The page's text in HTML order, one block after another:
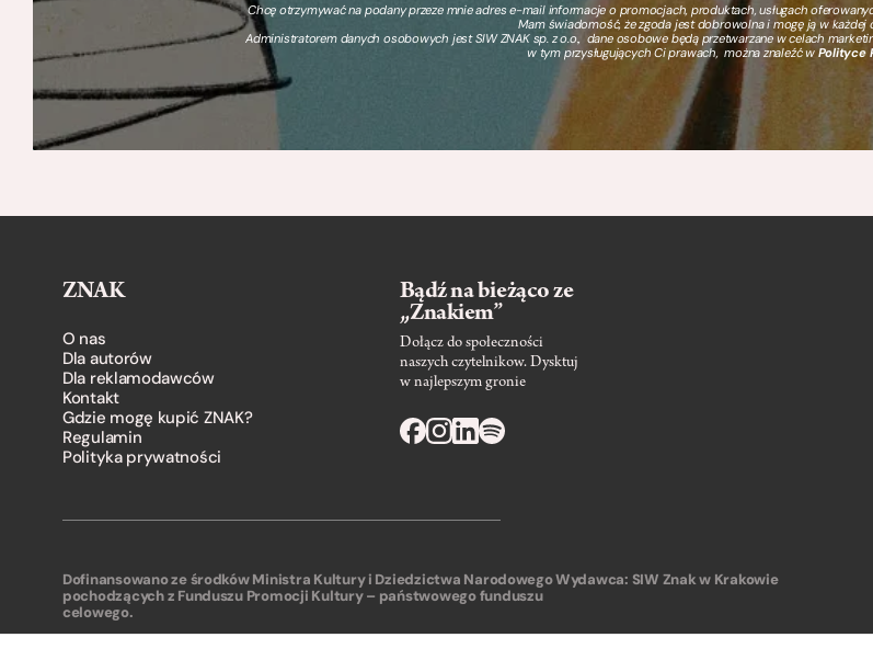
Chcę otrzymywać na podany przeze mnie adres e-mail informacje o promocjach, produktach, usługach
Mam świadomość, że zgoda jest dobrowolna i mogę ją w każdej
Administratorem danych osobowych jest SIW ZNAK sp. z o.o., dane osobowe będą przetwarzane w celach
w tym przysługujących Ci prawach, można znaleźć wPolityce
ZNAK
O nas
Dla autorów
Dla reklamodawców
Kontakt
Gdzie mogę kupić ZNAK?
Regulamin
Polityka prywatności
Bądź na bieżąco ze
„Znakiem”
Dołącz do społeczności
naszych czytelnikow. Dysktuj
w najlepszym gronie
Dofinansowano ze środków Ministra Kultury i Dziedzictwa Narodowego
pochodzących z Funduszu Promocji Kultury – państwowego funduszu
celowego.
Wydawca: SIW Znak w Krakowie